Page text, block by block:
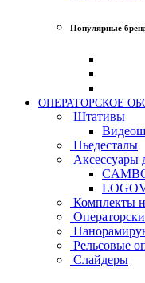
Популярные
ОПЕРАТОРСКОЕ
Штативы
Пьедесталы
Аксессуары
Комплекты
Рельсовые
Слайдеры